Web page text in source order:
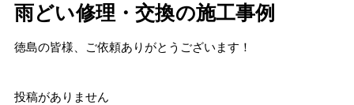
雨どい修理・交換の施工事例
徳島の皆様、ご依頼ありがとうございます！
投稿がありません